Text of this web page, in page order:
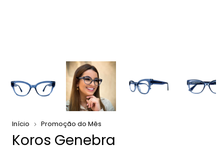
Início Promoção do Mês
Koros Genebra